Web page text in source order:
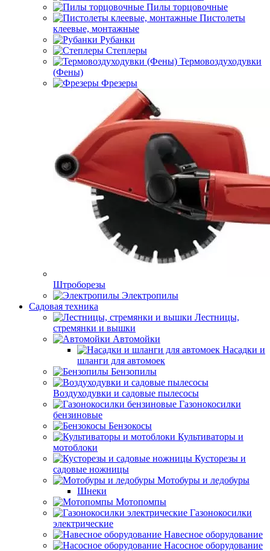
Пилы торцовочные
Пистолеты
клеевые, монтажные
Рубанки
Степлеры
Термовоздуходувки
(Фены)
Фрезеры
Штроборезы
Электропилы
Садовая техника
Лестницы,
стремянки и вышки
Автомойки
Насадки и
шланги для автомоек
Бензопилы
Воздуходувки и садовые пылесосы
Газонокосилки
бензиновые
Бензокосы
Культиваторы и
мотоблоки
Кусторезы и
садовые ножницы
Мотобуры и ледобуры
Шнеки
Мотопомпы
Газонокосилки
электрические
Навесное оборудование
Насосное оборудование